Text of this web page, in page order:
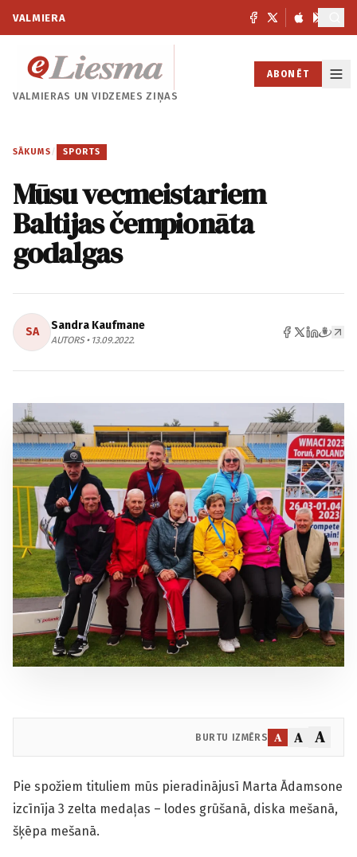
VALMIERA
VALMIERAS UNVIDZEMES ZIŅAS
ABONĒT
SĀKUMS / SPORTS
Mūsu vecmeistariem
Baltijas čempionāta
godalgas
SA Sandra Kaufmane
AUTORS • 13.09.2022.
BURTU IZMĒRS A A A
Pie spožiem tituliem mūs pieradinājusī Marta Ādamsone
izcīnīja 3 zelta medaļas – lodes grūšanā, diska mešanā,
šķēpa mešanā.